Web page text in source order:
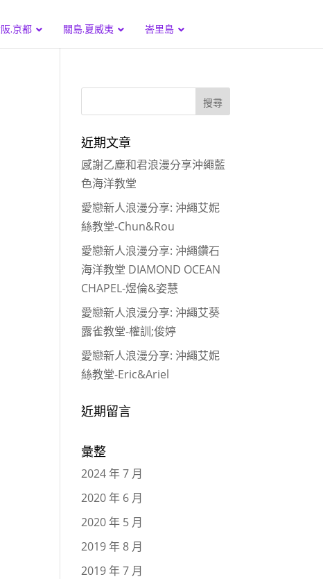
.京都 關島.夏威夷 峇里島
近期文章
感謝乙塵和君浪漫分享沖繩藍
色海洋教堂
愛戀新人浪漫分享: 沖繩艾妮
絲教堂-Chun&Rou
愛戀新人浪漫分享: 沖繩鑽石
海洋教堂 DIAMOND OCEAN
CHAPEL-煜倫&姿慧
愛戀新人浪漫分享: 沖繩艾葵
露雀教堂-權訓;俊婷
愛戀新人浪漫分享: 沖繩艾妮
絲教堂-Eric&Ariel
近期留言
彙整
2024 年 7 月
2020 年 6 月
2020 年 5 月
2019 年 8 月
2019 年 7 月